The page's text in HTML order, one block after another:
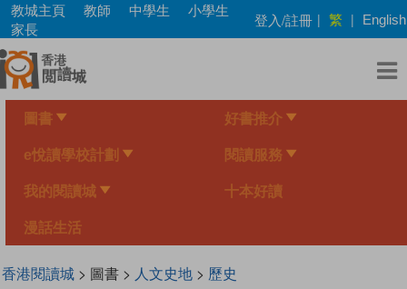
Skip
main
content
教城主頁 教師 中學生
小學生
家長
登入/註冊 | 繁 | English
圖書 好書推介
e悅讀學校計劃 閱讀服務
我的閱讀城 十本好讀
漫話生活
香港閱讀城> 圖書 > 人文史地> 歷史